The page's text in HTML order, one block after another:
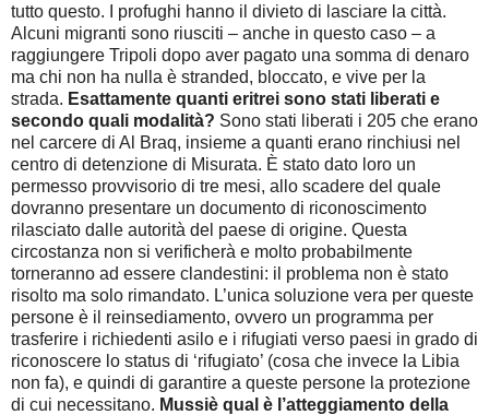
tutto questo. I profughi hanno il divieto di lasciare la città.
Alcuni migranti sono riusciti – anche in questo caso – a
raggiungere Tripoli dopo aver pagato una somma di denaro
ma chi non ha nulla è stranded, bloccato, e vive per la
strada. Esattamente quanti eritrei sono stati liberati e
secondo quali modalità? Sono stati liberati i 205 che erano
nel carcere di Al Braq, insieme a quanti erano rinchiusi nel
centro di detenzione di Misurata. È stato dato loro un
permesso provvisorio di tre mesi, allo scadere del quale
dovranno presentare un documento di riconoscimento
rilasciato dalle autorità del paese di origine. Questa
circostanza non si verificherà e molto probabilmente
torneranno ad essere clandestini: il problema non è stato
risolto ma solo rimandato. L’unica soluzione vera per queste
persone è il reinsediamento, ovvero un programma per
trasferire i richiedenti asilo e i rifugiati verso paesi in grado di
riconoscere lo status di ‘rifugiato’ (cosa che invece la Libia
non fa), e quindi di garantire a queste persone la protezione
di cui necessitano. Mussiè qual è l’atteggiamento della